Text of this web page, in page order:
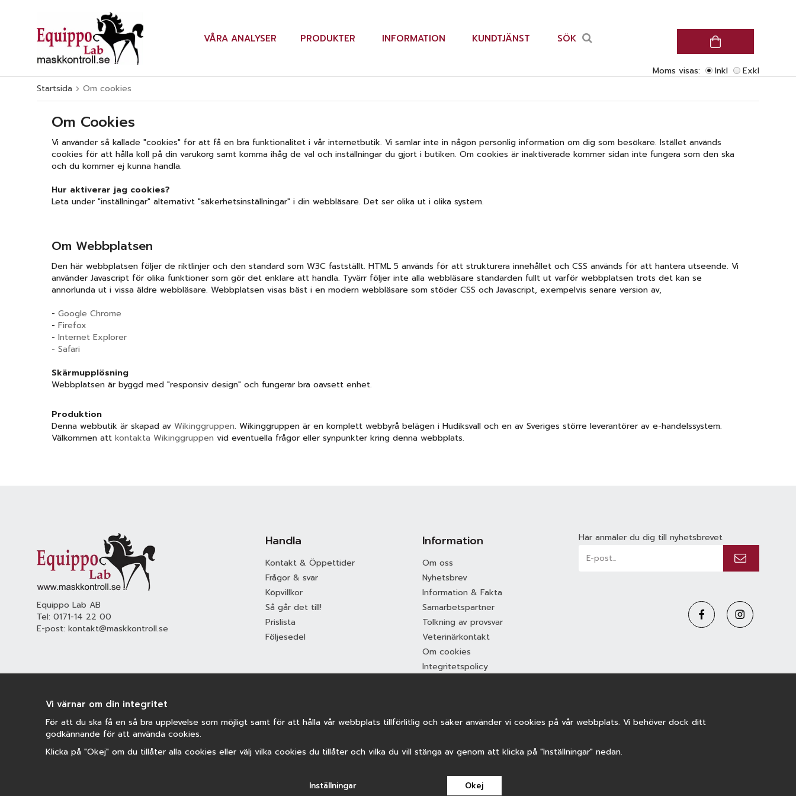
VÅRA ANALYSER PRODUKTER INFORMATION KUNDTJÄNST SÖK
Moms visas: Inkl
Exkl
Startsida
Om cookies
Om Cookies
Vi använder så kallade "cookies" för att få en bra funktionalitet i vår internetbutik. Vi samlar inte in någon personlig information om dig som besökare. Istället används
cookies för att hålla koll på din varukorg samt komma ihåg de val och inställningar du gjort i butiken. Om cookies är inaktiverade kommer sidan inte fungera som den ska
och du kommer ej kunna handla.
Hur aktiverar jag cookies?
Leta under "inställningar" alternativt "säkerhetsinställningar" i din webbläsare. Det ser olika ut i olika system.
Om Webbplatsen
Den här webbplatsen följer de riktlinjer och den standard som W3C fastställt. HTML 5 används för att strukturera innehållet och CSS används för att hantera utseende. Vi
använder Javascript för olika funktioner som gör det enklare att handla. Tyvärr följer inte alla webbläsare standarden fullt ut varför webbplatsen trots det kan se
annorlunda ut i vissa äldre webbläsare. Webbplatsen visas bäst i en modern webbläsare som stöder CSS och Javascript, exempelvis senare version av,
- Google Chrome
- Firefox
- Internet Explorer
- Safari
Skärmupplösning
Webbplatsen är byggd med "responsiv design" och fungerar bra oavsett enhet.
Produktion
Denna webbutik är skapad av Wikinggruppen. Wikinggruppen är en komplett webbyrå belägen i Hudiksvall och en av Sveriges större leverantörer av e-handelssystem.
Välkommen att kontakta Wikinggruppen vid eventuella frågor eller synpunkter kring denna webbplats.
Equippo Lab AB
Tel: 0171-14 22 00
E-post: kontakt@maskkontroll.se
Handla
Kontakt & Öppettider
Frågor & svar
Köpvillkor
Så går det till!
Prislista
Följesedel
Information
Om oss
Nyhetsbrev
Information & Fakta
Samarbetspartner
Tolkning av provsvar
Veterinärkontakt
Om cookies
Integritetspolicy
Här anmäler du dig till nyhetsbrevet
Vi värnar om din integritet
För att du ska få en så bra upplevelse som möjligt samt för att hålla vår webbplats tillförlitlig och säker använder vi cookies på vår webbplats. Vi behöver dock ditt
godkännande för att använda cookies.
Klicka på "Okej" om du tillåter alla cookies eller välj vilka cookies du tillåter och vilka du vill stänga av genom att klicka på "Inställningar" nedan.
Inställningar Okej